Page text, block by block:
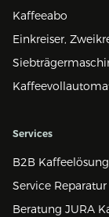
Kaffeeabo
Einkreiser,
Services
B2B
Service
Beratung JURA